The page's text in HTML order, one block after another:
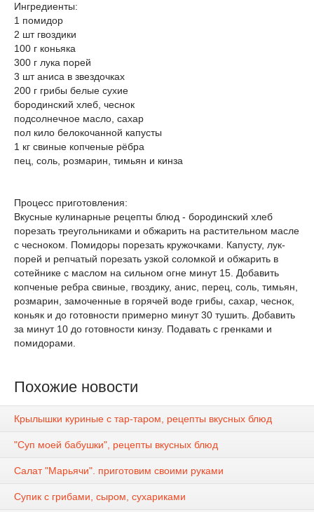
Ингредиенты:
1 помидор
2 шт гвоздики
100 г коньяка
300 г лука порей
3 шт аниса в звездочках
200 г грибы белые сухие
бородинский хлеб, чеснок
подсолнечное масло, сахар
пол кило белокочанной капусты
1 кг свиные копченые рёбра
пец, соль, розмарин, тимьян и кинза
Процесс приготовления:
Вкусные кулинарные рецепты блюд - бородинский хлеб
порезать треугольниками и обжарить на растительном масле
с чесноком. Помидоры порезать кружочками. Капусту, лук-
порей и репчатый порезать узкой соломкой и обжарить в
сотейнике с маслом на сильном огне минут 15. Добавить
копченые ребра свиные, гвоздику, анис, перец, соль, тимьян,
розмарин, замоченные в горячей воде грибы, сахар, чеснок,
коньяк и до готовности примерно минут 30 тушить. Добавить
за минут 10 до готовности кинзу. Подавать с гренками и
помидорами.
Похожие новости
Крылышки куриные с тар-таром, рецепты вкусных блюд
"Суп моей бабушки", рецепты вкусных блюд
Салат "Марьячи". приготовим своими руками
Супик с грибами, сыром, сухариками